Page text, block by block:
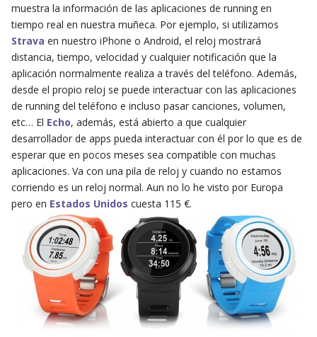
muestra la información de las aplicaciones de running en
tiempo real en nuestra muñeca. Por ejemplo, si utilizamos
Strava en nuestro iPhone o Android, el reloj mostrará
distancia, tiempo, velocidad y cualquier notificación que la
aplicación normalmente realiza a través del teléfono. Además,
desde el propio reloj se puede interactuar con las aplicaciones
de running del teléfono e incluso pasar canciones, volumen,
etc… El Echo, además, está abierto a que cualquier
desarrollador de apps pueda interactuar con él por lo que es de
esperar que en pocos meses sea compatible con muchas
aplicaciones. Va con una pila de reloj y cuando no estamos
corriendo es un reloj normal. Aun no lo he visto por Europa
pero en Estados Unidos cuesta 115 €.